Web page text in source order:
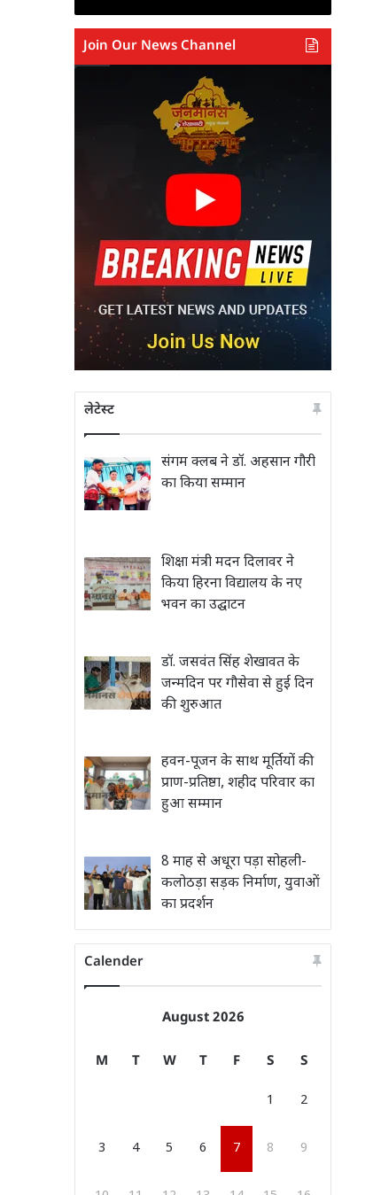
Join Our News Channel
लेटेस्ट
संगम क्लब ने डॉ. अहसान गौरी
का किया सम्मान
शिक्षा मंत्री मदन दिलावर ने
किया हिरना विद्यालय के नए
भवन का उद्घाटन
डॉ. जसवंत सिंह शेखावत के
जन्मदिन पर गौसेवा से हुई दिन
की शुरुआत
हवन-पूजन के साथ मूर्तियों की
प्राण-प्रतिष्ठा, शहीद परिवार का
हुआ सम्मान
8 माह से अधूरा पड़ा सोहली-
कलोठड़ा सड़क निर्माण, युवाओं
का प्रदर्शन
Calender
August 2026
M T W T F S S
1 2
3 4 5 6 7 8 9